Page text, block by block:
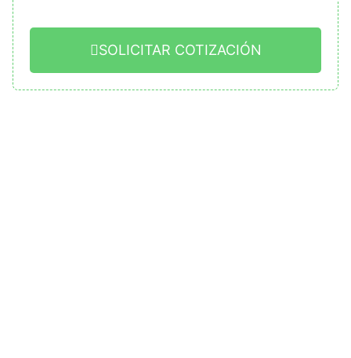
SOLICITAR COTIZACIÓN